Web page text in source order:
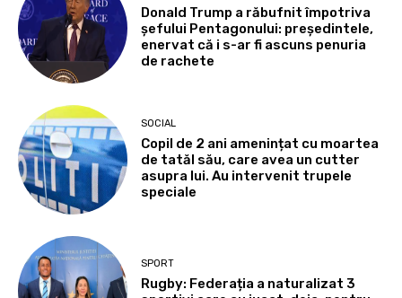
Donald Trump a răbufnit împotriva
șefului Pentagonului: președintele,
enervat că i s-ar fi ascuns penuria
de rachete
SOCIAL
Copil de 2 ani amenințat cu moartea
de tatăl său, care avea un cutter
asupra lui. Au intervenit trupele
speciale
SPORT
Rugby: Federația a naturalizat 3